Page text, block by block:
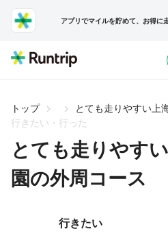
アプリでマイルを貯めて、お得に
トップ
とても走りやすい上
行きたい・行った
とても走りやす
園の外周コース
行きたい